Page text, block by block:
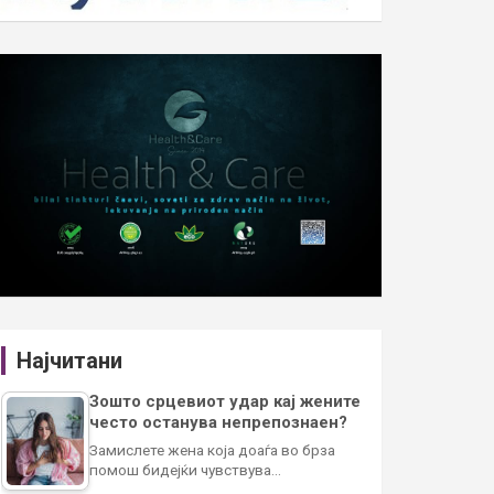
Најчитани
Зошто срцевиот удар кај жените
често останува непрепознаен?
Замислете жена која доаѓа во брза
помош бидејќи чувствува…